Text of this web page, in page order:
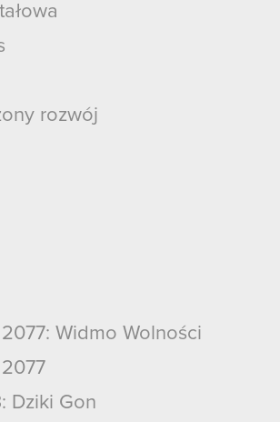
rozwój
Widmo Wolności
Dziki Gon